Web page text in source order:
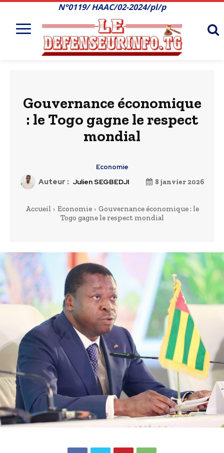
N°0119/ HAAC/02-2024/pl/p
Gouvernance économique
: le Togo gagne le respect
mondial
Economie
Auteur : Julien SEGBEDJI 8 janvier 2026
Accueil Economie
Gouvernance économique : le
Togo gagne le respect mondial